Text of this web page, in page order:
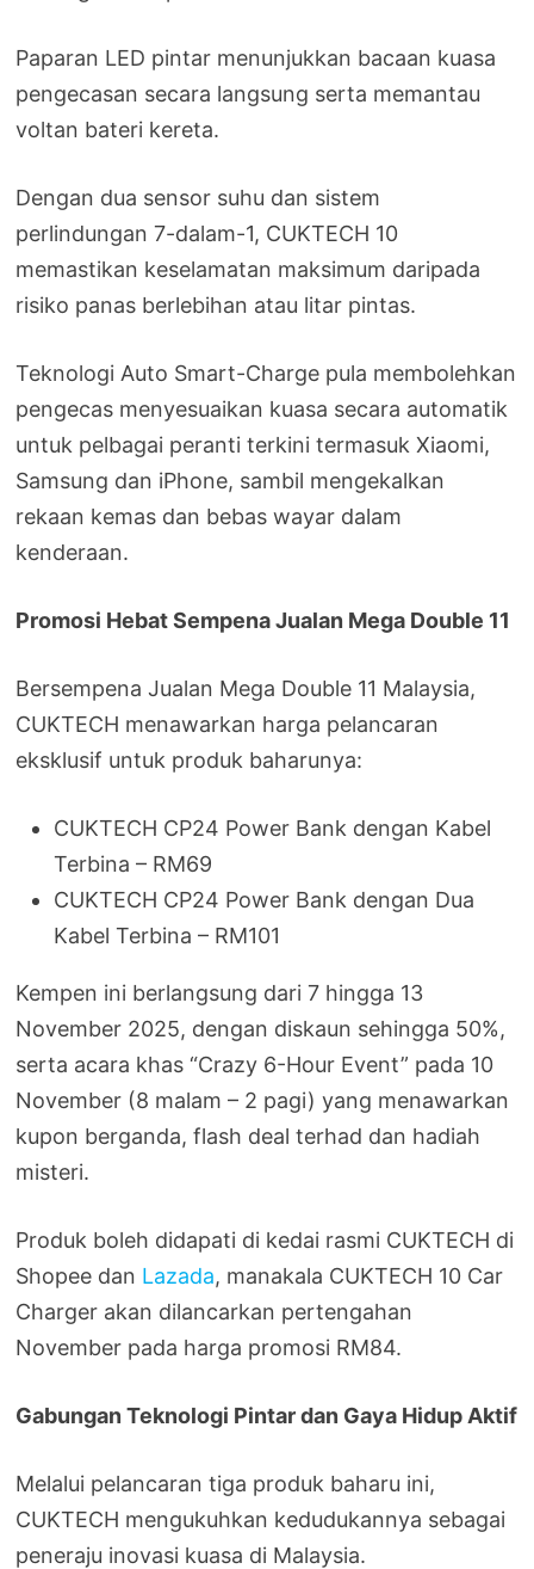
Paparan LED pintar menunjukkan bacaan kuasa
pengecasan secara langsung serta memantau
voltan bateri kereta.
Dengan dua sensor suhu dan sistem
perlindungan 7-dalam-1, CUKTECH 10
memastikan keselamatan maksimum daripada
risiko panas berlebihan atau litar pintas.
Teknologi Auto Smart-Charge pula membolehkan
pengecas menyesuaikan kuasa secara automatik
untuk pelbagai peranti terkini termasuk Xiaomi,
Samsung dan iPhone, sambil mengekalkan
rekaan kemas dan bebas wayar dalam
kenderaan.
Promosi Hebat Sempena Jualan Mega Double 11
Bersempena Jualan Mega Double 11 Malaysia,
CUKTECH menawarkan harga pelancaran
eksklusif untuk produk baharunya:
CUKTECH CP24 Power Bank dengan Kabel
Terbina – RM69
CUKTECH CP24 Power Bank dengan Dua
Kabel Terbina – RM101
Kempen ini berlangsung dari 7 hingga 13
November 2025, dengan diskaun sehingga 50%,
serta acara khas “Crazy 6-Hour Event” pada 10
November (8 malam – 2 pagi) yang menawarkan
kupon berganda, flash deal terhad dan hadiah
misteri.
Produk boleh didapati di kedai rasmi CUKTECH di
Shopee dan Lazada, manakala CUKTECH 10 Car
Charger akan dilancarkan pertengahan
November pada harga promosi RM84.
Gabungan Teknologi Pintar dan Gaya Hidup Aktif
Melalui pelancaran tiga produk baharu ini,
CUKTECH mengukuhkan kedudukannya sebagai
peneraju inovasi kuasa di Malaysia.